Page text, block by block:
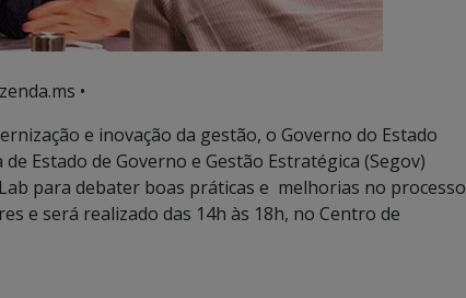
•
e inovação da gestão, o Governo do Estado
Estado de Governo e Gestão Estratégica (Segov)
para debater boas práticas e melhorias no processo
e será realizado das 14h às 18h, no Centro de